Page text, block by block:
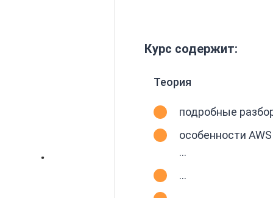
Курс содержит:
Теория
подробные
особенности
…
...